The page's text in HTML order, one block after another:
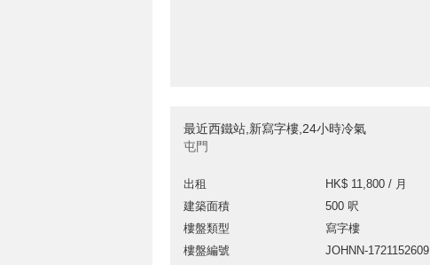
最近西鐵站,新寫字樓,24小時冷氣
屯門
出租
HK$ 11,800 / 月
建築面積
500 呎
樓盤類型
寫字樓
樓盤編號
JOHNN-1721152609